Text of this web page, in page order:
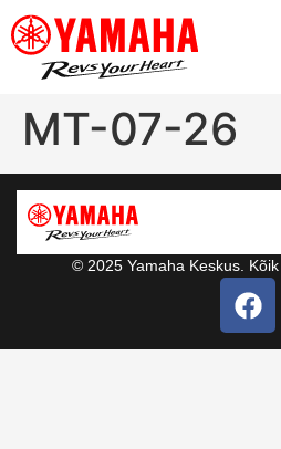
MT-07-26
© 2025 Yamaha Keskus.